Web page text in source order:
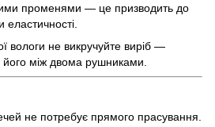
променями — це призводить до
еластичності.
вологи не викручуйте виріб —
його між двома рушниками.
не потребує прямого прасування.